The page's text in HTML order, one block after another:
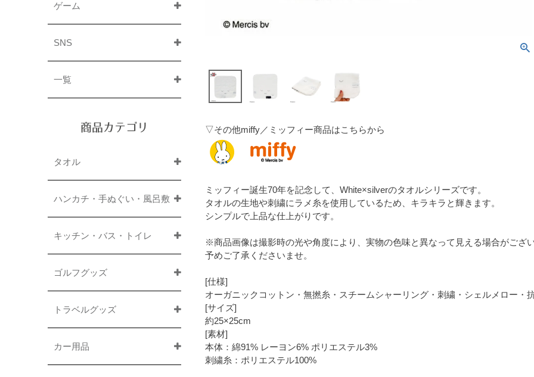
ゲーム
SNS
一覧
商品カテゴリ
タオル
ハンカチ・手ぬぐい・風呂敷
キッチン・バス・トイレ
ゴルフグッズ
トラベルグッズ
カー用品
▽その他miffy／ミッフィー商品はこちらから
ミッフィー誕生70年を記念して、White×silverのタオルシリーズです。
タオルの生地や刺繍にラメ糸を使用しているため、キラキラと輝きます。
シンプルで上品な仕上がりです。
※商品画像は撮影時の光や角度により、実物の色味と異なって見える場合がござい
予めご了承くださいませ。
[仕様]
オーガニックコットン・無撚糸・スチームシャーリング・刺繍・シェルメロー・
[サイズ]
約25×25cm
[素材]
本体：綿91% レーヨン6% ポリエステル3%
刺繍糸：ポリエステル100%